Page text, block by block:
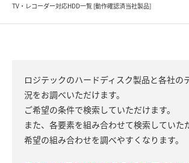
TV・レコーダー対応HDD一覧 [動作確認済当社製品]
ロジテックのハードディスク製品と各社の
況をお調べいただけます。
ご希望の条件で検索していただけます。
また、各要素を組み合わせて検索していた
希望の組み合わせを調べやすくなります。